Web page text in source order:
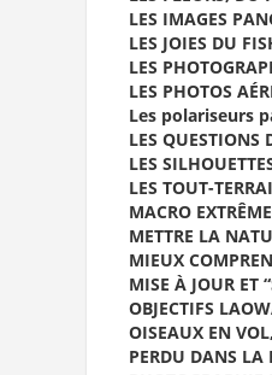
LES IMAGES
LES JOIES DU
LES
LES PHOTOS
Les polariseurs
LES
LES
LES TOUT-
MACRO
METTRE LA
MIEUX
MISE À JOUR ET
OBJECTIFS
OISEAUX EN
PERDU DANS